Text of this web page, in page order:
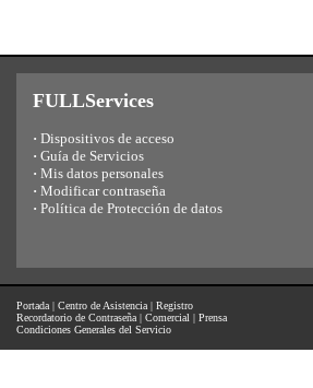
FULLServices
· Dispositivos de acceso
· Guía de Servicios
· Mis datos personales
· Modificar contraseña
· Política de Protección de datos
Portada | Centro de Asistencia | Registro
Recordatorio de Contraseña | Comercial | Prensa
Condiciones Generales del Servicio